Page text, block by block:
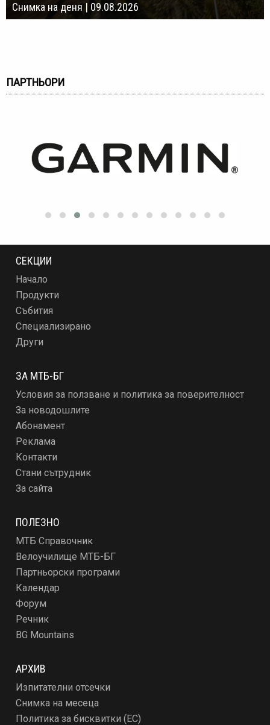
Снимка на деня | 09.08.2026
ПАРТНЬОРИ
СЕКЦИИ
Начало
Продукти
Събития
Специализирано
Други
ЗА МТБ-БГ
Условия за ползване и политика за поверителност
За новодошлите
Абонамент
Реклама
Контакти
Стани сътрудник
За сайта
ПОЛЕЗНО
МТБ Справочник
Велоучилище МТБ-БГ
Партньорски програми
Календар
Форум
Речник
BG Mountains
АРХИВ
Изпитателни отсечки
Снимка на месеца
Политика за бисквитки (ЕС)